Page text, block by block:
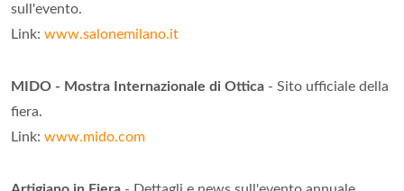
sull'evento.
Link: www.salonemilano.it
MIDO - Mostra Internazionale di Ottica - Sito ufficiale della
fiera.
Link: www.mido.com